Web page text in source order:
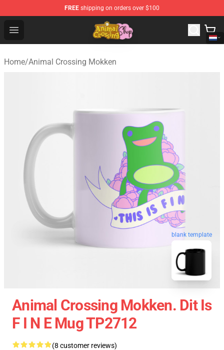
FREE shipping on orders over $100
Open menu
Animal Crossing Shop - Official Animal Crossing
Home/Animal Crossing Mokken
blank template
Animal Crossing Mokken. Dit Is
F I N E Mug TP2712
(8 customer reviews)